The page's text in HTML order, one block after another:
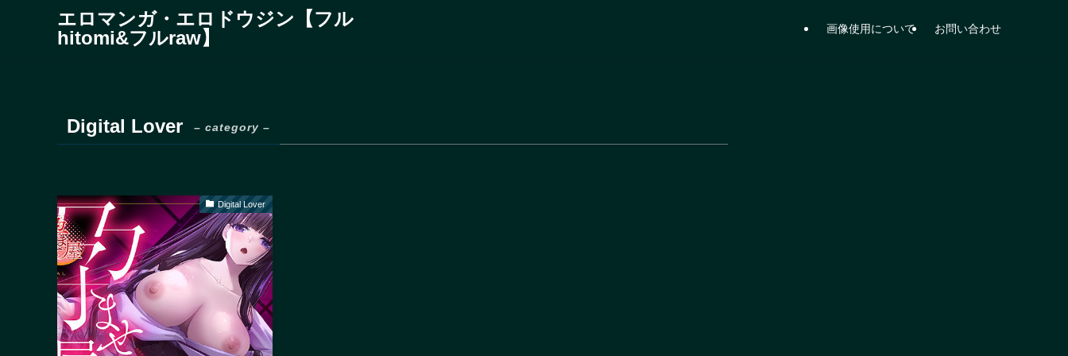
エロマンガ・エロドウジン【フル
hitomi&フルraw】
画像使用について お問い合わせ
Digital Lover – category –
Digital Lover